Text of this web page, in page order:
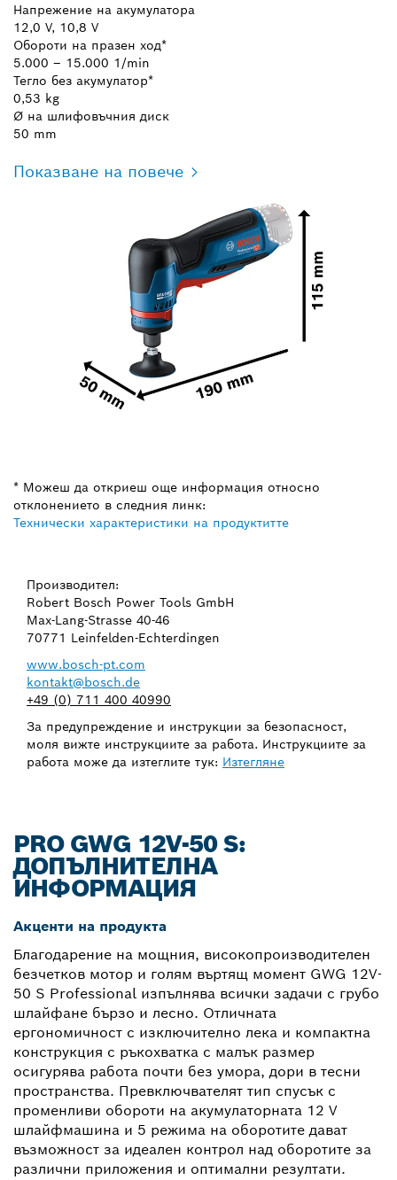
Напрежение на акумулатора
12,0 V, 10,8 V
Обороти на празен ход*
5.000 – 15.000 1/min
Тегло без акумулатор*
0,53 kg
Ø на шлифовъчния диск
50 mm
Показване на повече
* Можеш да откриеш още информация относно
отклонението в следния линк:
Технически характеристики на продуктитте
Производител:
Robert Bosch Power Tools GmbH
Max-Lang-Strasse 40-46
70771 Leinfelden-Echterdingen
www.bosch-pt.com
kontakt@bosch.de
+49 (0) 711 400 40990
За предупреждение и инструкции за безопасност,
моля вижте инструкциите за работа. Инструкциите за
работа може да изтеглите тук: Изтегляне
PRO GWG 12V-50 S:
ДОПЪЛНИТЕЛНА
ИНФОРМАЦИЯ
Акценти на продукта
Благодарение на мощния, високопроизводителен
безчетков мотор и голям въртящ момент GWG 12V-
50 S Professional изпълнява всички задачи с грубо
шлайфане бързо и лесно. Отличната
ергономичност с изключително лека и компактна
конструкция с ръкохватка с малък размер
осигурява работа почти без умора, дори в тесни
пространства. Превключвателят тип спусък с
променливи обороти на акумулаторната 12 V
шлайфмашина и 5 режима на оборотите дават
възможност за идеален контрол над оборотите за
различни приложения и оптимални резултати.